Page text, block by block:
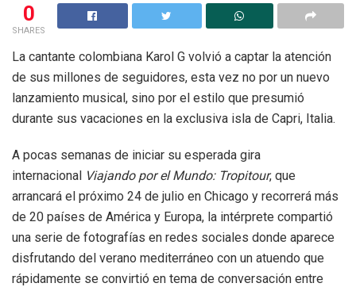
0
SHARES
La cantante colombiana Karol G volvió a captar la atención
de sus millones de seguidores, esta vez no por un nuevo
lanzamiento musical, sino por el estilo que presumió
durante sus vacaciones en la exclusiva isla de Capri, Italia.
A pocas semanas de iniciar su esperada gira
internacional Viajando por el Mundo: Tropitour, que
arrancará el próximo 24 de julio en Chicago y recorrerá más
de 20 países de América y Europa, la intérprete compartió
una serie de fotografías en redes sociales donde aparece
disfrutando del verano mediterráneo con un atuendo que
rápidamente se convirtió en tema de conversación entre